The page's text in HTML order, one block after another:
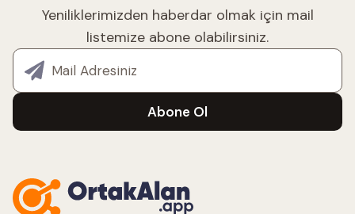
Yeniliklerimizden haberdar olmak için mail
listemize abone olabilirsiniz.
E-posta adresiniz
Abone Ol